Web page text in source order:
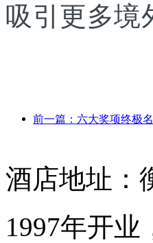
吸引更多境
酒店地址：
1997年开